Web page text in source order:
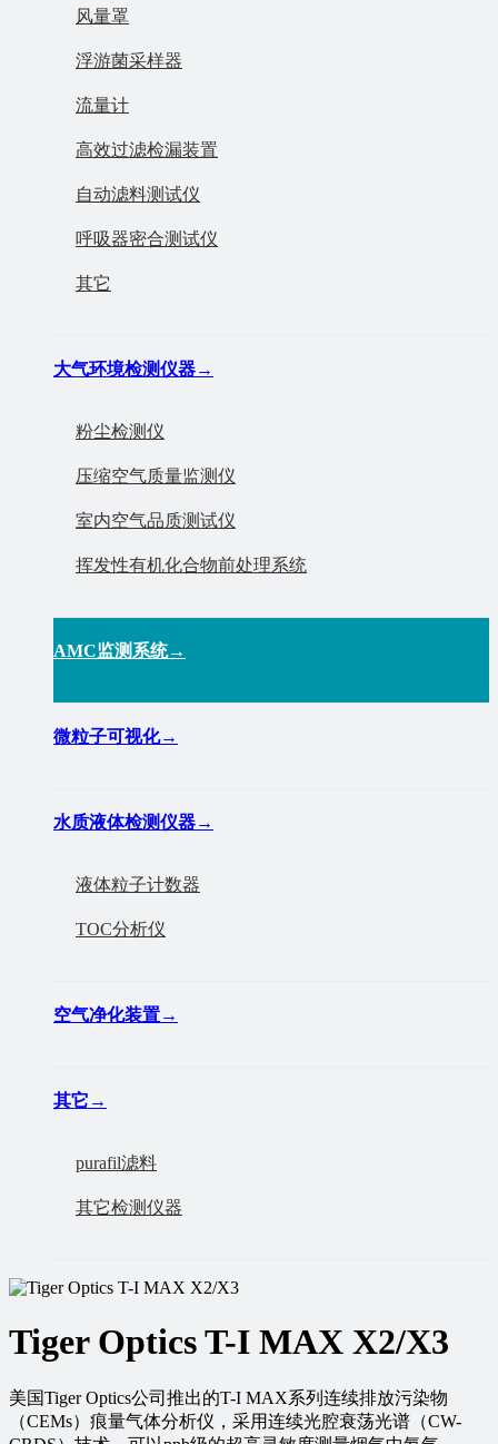
风量罩
浮游菌采样器
流量计
高效过滤检漏装置
自动滤料测试仪
呼吸器密合测试仪
其它
大气环境检测仪器→
粉尘检测仪
压缩空气质量监测仪
室内空气品质测试仪
挥发性有机化合物前处理系统
AMC监测系统→
微粒子可视化→
水质液体检测仪器→
液体粒子计数器
TOC分析仪
空气净化装置→
其它 →
purafil滤料
其它检测仪器
Tiger Optics T-I MAX X2/X3
美国Tiger Optics公司推出的T-I MAX系列连续排放污染物
（CEMs）痕量气体分析仪，采用连续光腔衰荡光谱（CW-